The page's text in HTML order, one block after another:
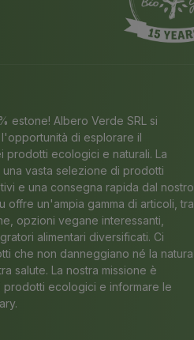
estone! Albero Verde SRL si
di esplorare il
prodotti ecologici e naturali. La
vasta selezione di prodotti
e una consegna rapida dal nostro
offre un'ampia gamma di articoli, tra
opzioni vegane interessanti,
alimentari diversificati. Ci
che non danneggiano né la natura,
salute. La nostra missione è
prodotti ecologici e informare le